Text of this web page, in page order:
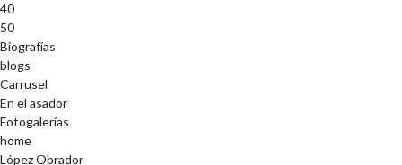
40
50
Biografías
blogs
Carrusel
En el asador
Fotogalerías
home
López Obrador